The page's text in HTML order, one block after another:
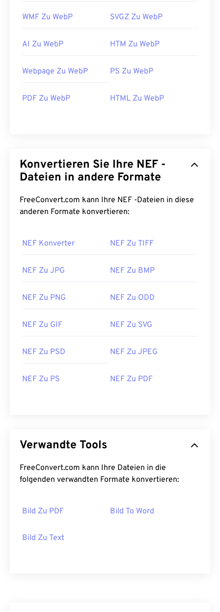
WMF Zu WebP SVGZ Zu WebP
AI Zu WebP HTM Zu WebP
Webpage Zu WebP PS Zu WebP
PDF Zu WebP HTML Zu WebP
Konvertieren Sie Ihre NEF -
Dateien in andere Formate
FreeConvert.com kann Ihre NEF -Dateien in diese
anderen Formate konvertieren:
NEF Konverter NEF Zu TIFF
NEF Zu JPG NEF Zu BMP
NEF Zu PNG NEF Zu ODD
NEF Zu GIF NEF Zu SVG
NEF Zu PSD NEF Zu JPEG
NEF Zu PS NEF Zu PDF
Verwandte Tools
FreeConvert.com kann Ihre Dateien in die
folgenden verwandten Formate konvertieren:
Bild Zu PDF Bild To Word
Bild Zu Text